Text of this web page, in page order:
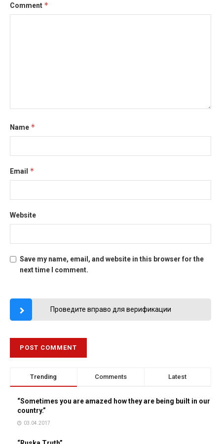
Comment *
Name *
Email *
Website
Save my name, email, and website in this browser for the
next time I comment.
Проведите вправо для верификации
Trending Comments Latest
“Sometimes you are amazed how they are being built in our
country.”
03.04.2017